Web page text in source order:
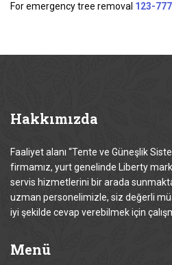
For emergency tree removal 123-
Hakkımızda
Faaliyet alanı “Tente ve Güneşlik
firmamız, yurt genelinde Liberty
servis hizmetlerini bir arada
uzman personelimizle, siz değerli
iyi şekilde cevap verebilmek için
Menü